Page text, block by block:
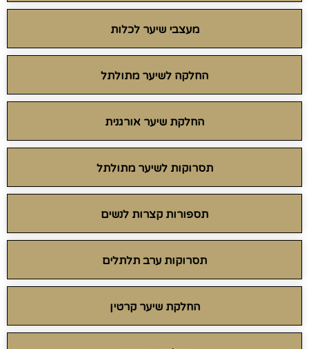
מעצבי שיער לכלות
החלקה לשיער מתולתל
החלקת שיער אורגנית
תסרוקות לשיער מתולתל
תספורות קצרות לנשים
תסרוקות ערב תלתלים
החלקת שיער קרטין